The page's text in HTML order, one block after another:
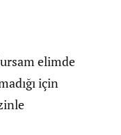
elimde
için